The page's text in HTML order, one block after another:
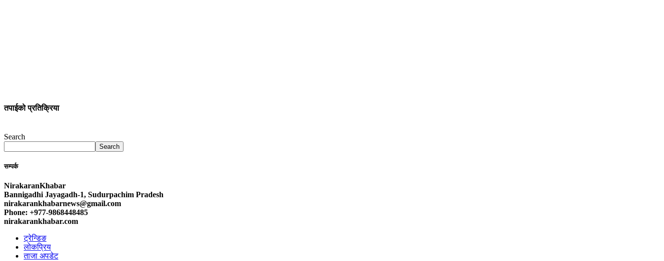
तपाईको प्रतिक्रिया
Search
Search
सम्पर्क
NirakaranKhabar
Bannigadhi Jayagadh-1, Sudurpachim Pradesh
nirakarankhabarnews@gmail.com
Phone: +977-9868448485
nirakarankhabar.com
ट्रेन्डिङ
लोकप्रिय
ताजा अपडेट